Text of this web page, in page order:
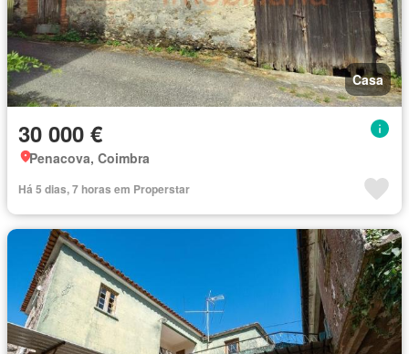
Casa
30 000 €
Penacova, Coimbra
Há 5 dias, 7 horas em Properstar